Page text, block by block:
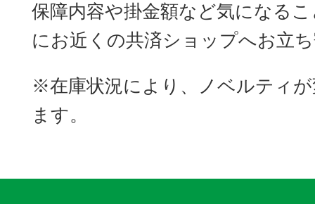
保障内容や掛金額など気になる
にお近くの共済ショップへお立
※在庫状況により、ノベルティ
ます。